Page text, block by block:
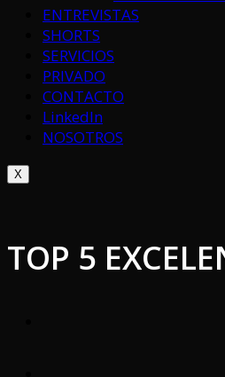
ENTREVISTAS
SHORTS
SERVICIOS
PRIVADO
CONTACTO
LinkedIn
NOSOTROS
X
TOP 5